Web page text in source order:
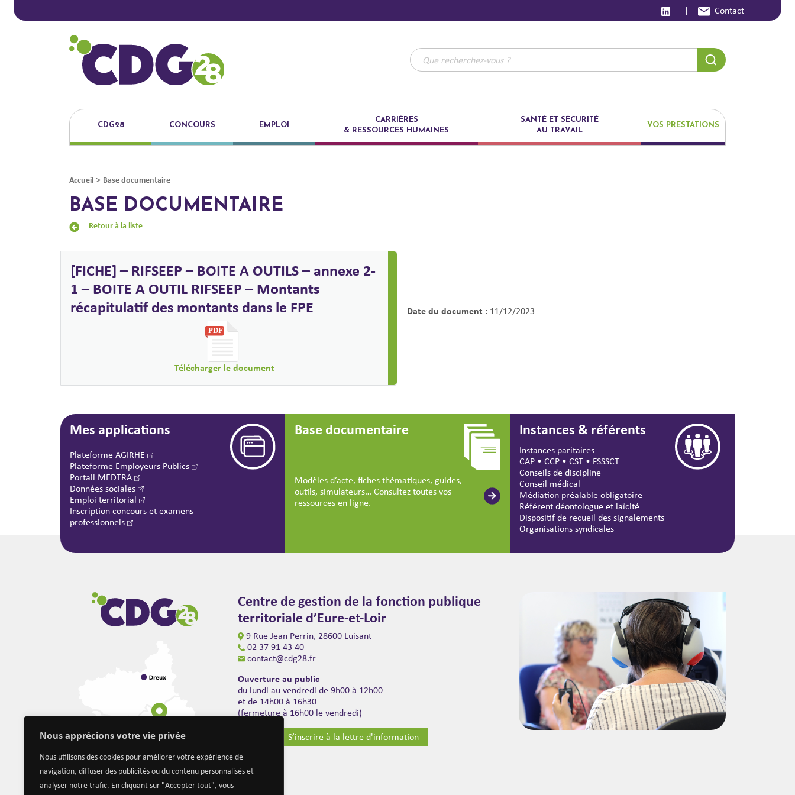
Nous apprécions votre vie privée
Nous utilisons des cookies pour améliorer votre expérience de
navigation, diffuser des publicités ou du contenu personnalisés et
analyser notre trafic. En cliquant sur "Accepter tout", vous
| Contact
CDG28 CONCOURS EMPLOI
CARRIÈRES
& RESSOURCES HUMAINES
SANTÉ ET SÉCURITÉ
AU TRAVAIL
VOS PRESTATIONS
Accueil > Base documentaire
BASE DOCUMENTAIRE
Retour à la liste
[FICHE] – RIFSEEP – BOITE A OUTILS – annexe 2-
1 – BOITE A OUTIL RIFSEEP – Montants
récapitulatif des montants dans le FPE
Télécharger le document
Date du document : 11/12/2023
Mes applications
Plateforme AGIRHE
Plateforme Employeurs Publics
Portail MEDTRA
Données sociales
Emploi territorial
Inscription concours et examens
professionnels
Base documentaire
Modèles d’acte, fiches thématiques, guides,
outils, simulateurs… Consultez toutes vos
ressources en ligne.
Instances & référents
Instances paritaires
CAP • CCP • CST • FSSSCT
Conseils de discipline
Conseil médical
Médiation préalable obligatoire
Référent déontologue et laïcité
Dispositif de recueil des signalements
Organisations syndicales
Centre de gestion de la fonction publique
territoriale d’Eure-et-Loir
9 Rue Jean Perrin, 28600 Luisant
02 37 91 43 40
contact@cdg28.fr
Ouverture au public
du lundi au vendredi de 9h00 à 12h00
et de 14h00 à 16h30
(fermeture à 16h00 le vendredi)
S’inscrire à la lettre d'information